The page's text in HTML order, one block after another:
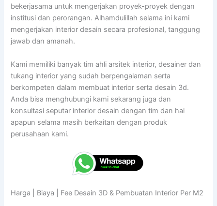
bekerjasama untuk mengerjakan proyek-proyek dengan
institusi dan perorangan. Alhamdulillah selama ini kami
mengerjakan interior desain secara profesional, tanggung
jawab dan amanah.
Kami memiliki banyak tim ahli arsitek interior, desainer dan
tukang interior yang sudah berpengalaman serta
berkompeten dalam membuat interior serta desain 3d.
Anda bisa menghubungi kami sekarang juga dan
konsultasi seputar interior desain dengan tim dan hal
apapun selama masih berkaitan dengan produk
perusahaan kami.
Harga | Biaya | Fee Desain 3D & Pembuatan Interior Per M2